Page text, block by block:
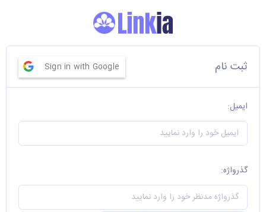
ثبت نام Sign in with Google
ایمیل:
گذرواژه: